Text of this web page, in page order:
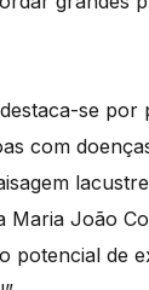
se por
com
Maria João
potencial de